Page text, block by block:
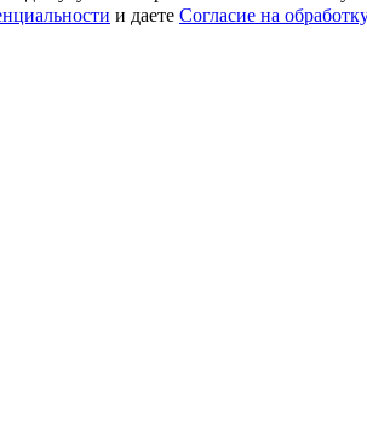
и даете Согласие на